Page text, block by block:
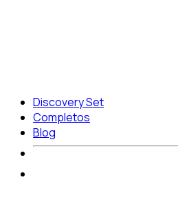
Discovery Set
Completos
Blog